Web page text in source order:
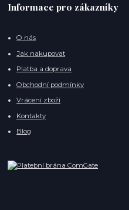
Informace pro zákazníky
O nás
Jak nakupovat
Platba a doprava
Obchodní podmínky
Vrácení zboží
Kontakty
Blog